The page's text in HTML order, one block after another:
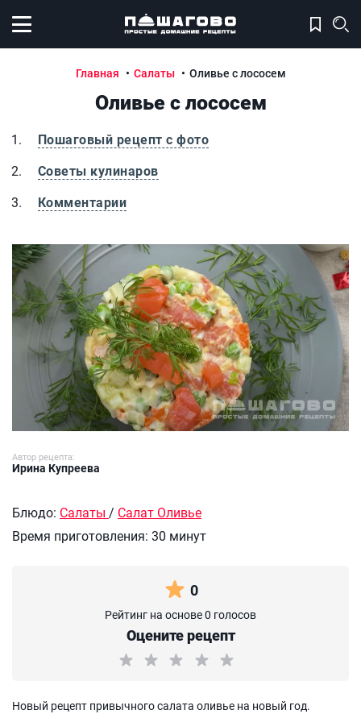
Открыть меню
Главная Салаты Оливье с лососем
Оливье с лососем
Пошаговый рецепт с фото
Советы кулинаров
Комментарии
Оливье с лососем
Автор рецепта:
Ирина Купреева
Блюдо: Салаты / Салат Оливье
Время приготовления: 30 минут
0
Рейтинг на основе 0 голосов
Оцените рецепт
Новый рецепт привычного салата оливье на новый год.